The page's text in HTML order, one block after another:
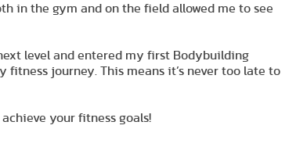
in the gym and on the field allowed me to see
level and entered my first Bodybuilding
journey. This means it’s never too late to
your fitness goals!